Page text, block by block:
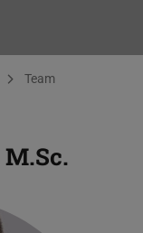
Team
M.Sc.